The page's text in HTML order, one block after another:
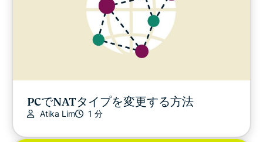
PCでNATタイプを変更する方法
Atika Lim 1 分